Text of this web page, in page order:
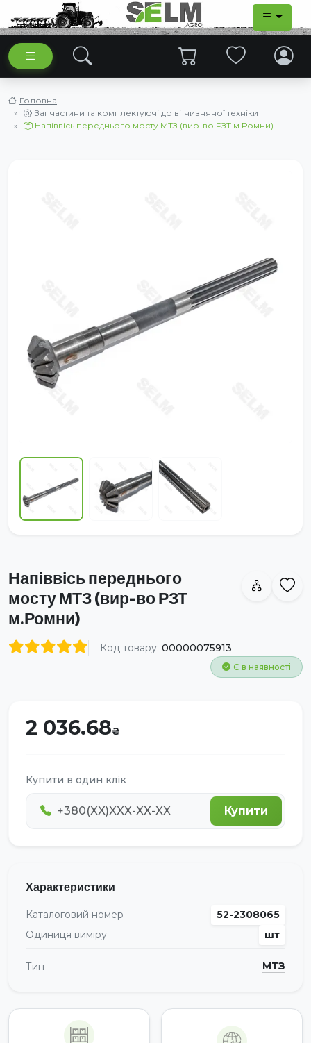
Головна
Запчастини та комплектуючі до вітчизняної техніки
Напіввісь переднього мосту МТЗ (вир-во РЗТ м.Ромни)
Напіввісь переднього
мосту МТЗ (вир-во РЗТ
м.Ромни)
Код товару: 00000075913
Є в наявності
2 036.68
Купити в один клік
Купити
Характеристики
Каталоговий номер
52-2308065
Одиниця виміру
шт
Тип МТЗ